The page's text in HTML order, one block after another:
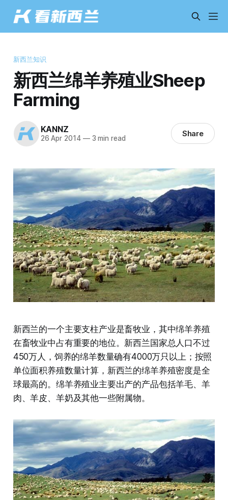
新西兰知识
新西兰绵羊养殖业Sheep
Farming
KANNZ
26 Apr 2014 —3 min read Share
新西兰的一个主要支柱产业是畜牧业，其中绵羊养殖
在畜牧业中占有重要的地位。新西兰国家总人口不过
450万人，饲养的绵羊数量确有4000万只以上；按照
单位面积养殖数量计算，新西兰的绵羊养殖密度是全
球最高的。绵羊养殖业主要出产的产品包括羊毛、羊
肉、羊皮、羊奶及其他一些附属物。